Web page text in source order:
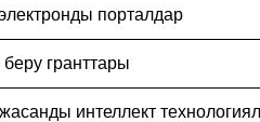
порталдар
беру гранттары
интеллект